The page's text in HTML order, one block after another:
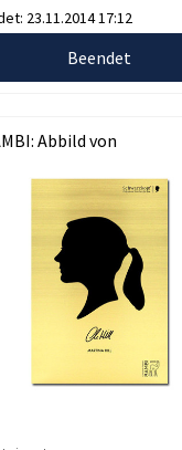
23.11.2014 17:12
Beendet
Abbild von